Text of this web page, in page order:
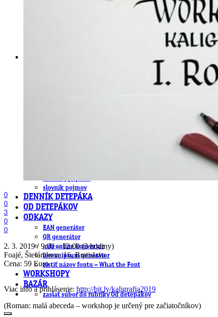
slovník pojmov
DENNÍK DETEPÁKA
OD DETEPÁKOV
ODKAZY
EAN generátor
QR generátor
.cdr online konvertor
lorem ipsum generátor
zistiť názov fontu – What the Font
WORKSHOPY
BAZÁR
zaslať súbor do rubriky Od detepákov
0
0
3
0
0
2. 3. 2019 / 9:00 – 12:00 (3 hodiny)
Foajé, Štefánikova 16, Bratislava
Cena: 59 Euro
Viac info a prihlásenie: http://bit.ly/kaligrafia2019
(Roman: malá abeceda – workshop je určený pre začiatočníkov)